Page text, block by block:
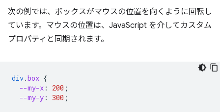
次の例では、ボックスがマウスの位置を向くように回転し
ています。マウスの位置は、JavaScript を介してカスタム
プロパティと同期されます。
div.box {
--my-x : 200 ;
--my-y : 300 ;